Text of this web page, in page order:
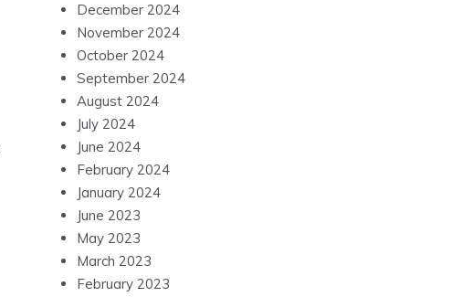
December 2024
November 2024
October 2024
September 2024
August 2024
July 2024
June 2024
February 2024
January 2024
June 2023
May 2023
March 2023
February 2023